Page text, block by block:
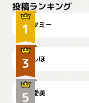
投稿ランキング
タミー
お弁当になりたいにゃ😽
しほ
かわいい毛玉つき
爱美